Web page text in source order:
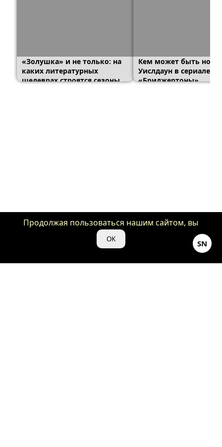
«Золушка» и не только: на
каких литературных
шедеврах строятся сезоны
Кем может быть
Уислдаун в сериале
«Бриджертоны»
SN
Продолжая пользоваться нашим сайтом, вы
даете нам свое согласие на использование
файлов cookie для аналитики и рекламы.
OK